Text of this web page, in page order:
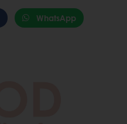
WhatsApp